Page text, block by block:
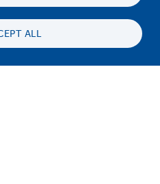
ALL
حریم شخصی و رفع مسئولیت
FA
Persistent
menu